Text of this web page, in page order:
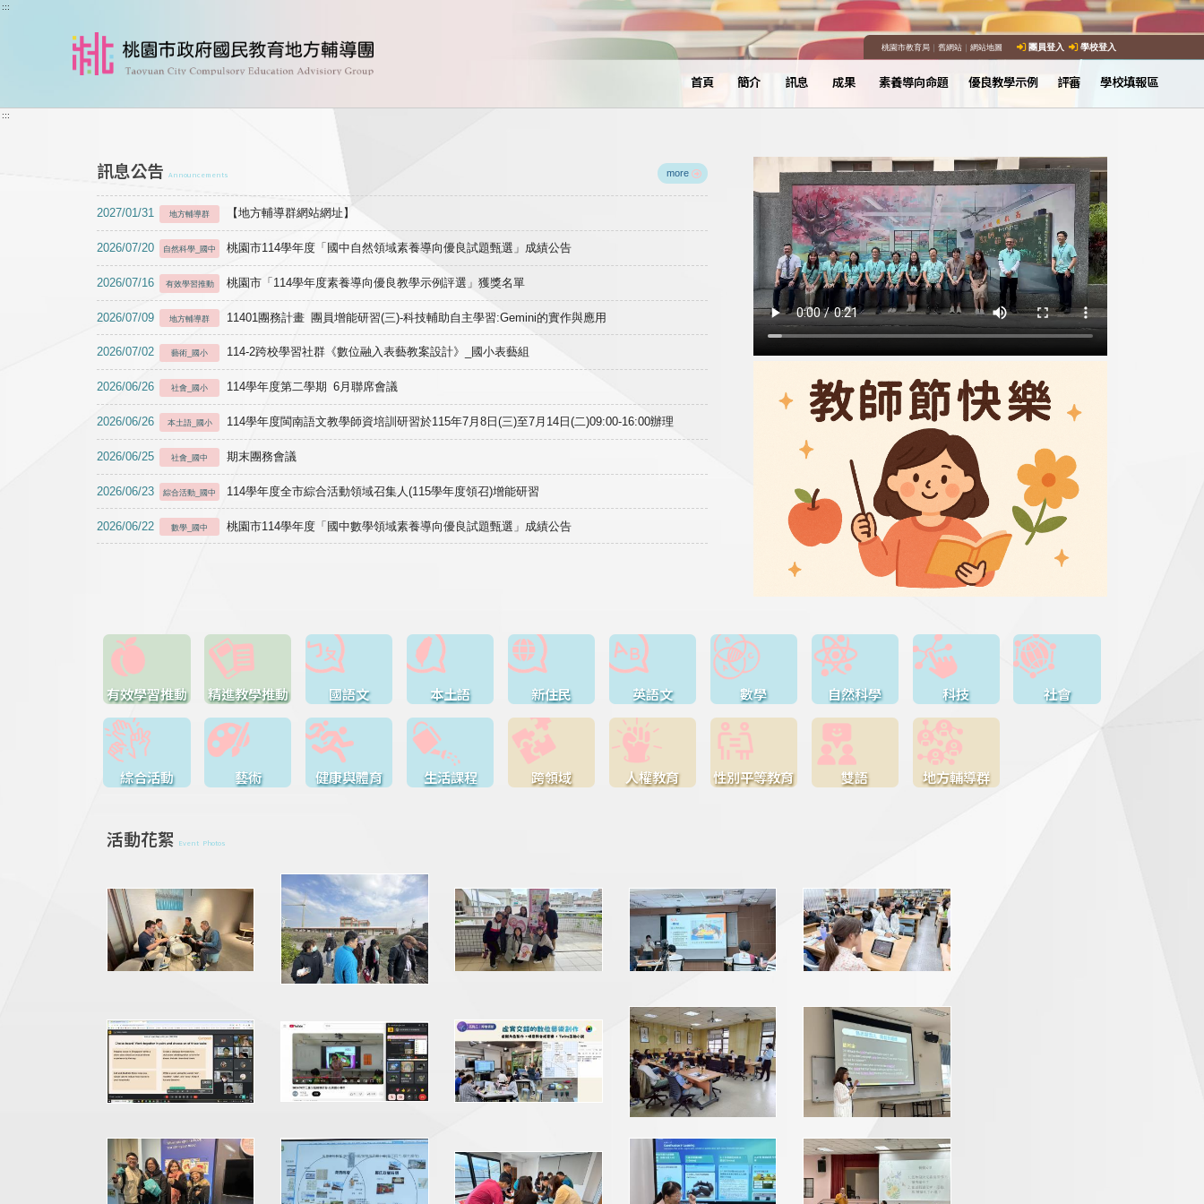
跳到主要內容
:::
桃園市教育局｜ 舊網站｜ 網站地圖 團員登入 學校登入
首頁 簡介 訊息 成果 素養導向命題 優良教學示例 評審 學校填報區
:::
訊息公告 Announcements more
2027/01/31 地方輔導群 【地方輔導群網站網址】
2026/07/20 自然科學_國中 桃園市114學年度「國中自然領域素養導向優良試題甄選」成績公告
2026/07/16 有效學習推動 桃園市「114學年度素養導向優良教學示例評選」獲獎名單
2026/07/09 地方輔導群 11401團務計畫 團員增能研習(三)-科技輔助自主學習:Gemini的實作與應用
2026/07/02 藝術_國小 114-2跨校學習社群《數位融入表藝教案設計》_國小表藝組
2026/06/26 社會_國小 114學年度第二學期 6月聯席會議
2026/06/26 本土語_國小 114學年度閩南語文教學師資培訓研習於115年7月8日(三)至7月14日(二)09:00-16:00辦理
2026/06/25 社會_國中 期末團務會議
2026/06/23 綜合活動_國中 114學年度全市綜合活動領域召集人(115學年度領召)增能研習
2026/06/22 數學_國中 桃園市114學年度「國中數學領域素養導向優良試題甄選」成績公告
有效學習推動 精進教學推動 國語文 本土語 新住民 英語文 數學 自然科學 科技 社會
綜合活動 藝術 健康與體育 生活課程 跨領域 人權教育 性別平等教育 雙語 地方輔導群
活動花絮 Event Photos